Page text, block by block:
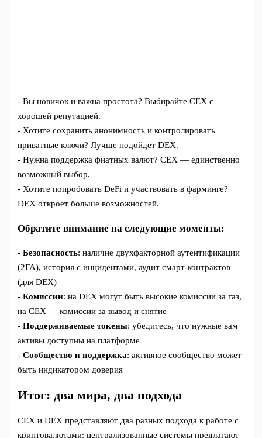
- Вы новичок и важна простота? Выбирайте CEX с
хорошей репутацией.
- Хотите сохранить анонимность и контролировать
приватные ключи? Лучше подойдёт DEX.
- Нужна поддержка фиатных валют? CEX — единственно
возможный выбор.
- Хотите попробовать DeFi и участвовать в фарминге?
DEX откроет больше возможностей.
Обратите внимание на следующие моменты:
-Безопасность: наличие двухфакторной аутентификации
(2FA), история с инцидентами, аудит смарт-контрактов
(для DEX)
-Комиссии: на DEX могут быть высокие комиссии за газ,
на CEX — комиссии за вывод и снятие
-Поддерживаемые токены: убедитесь, что нужные вам
активы доступны на платформе
-Сообщество и поддержка: активное сообщество может
быть индикатором доверия
Итог: два мира, два подхода
CEX и DEX представляют два разных подхода к работе с
криптовалютами: централизованные системы предлагают